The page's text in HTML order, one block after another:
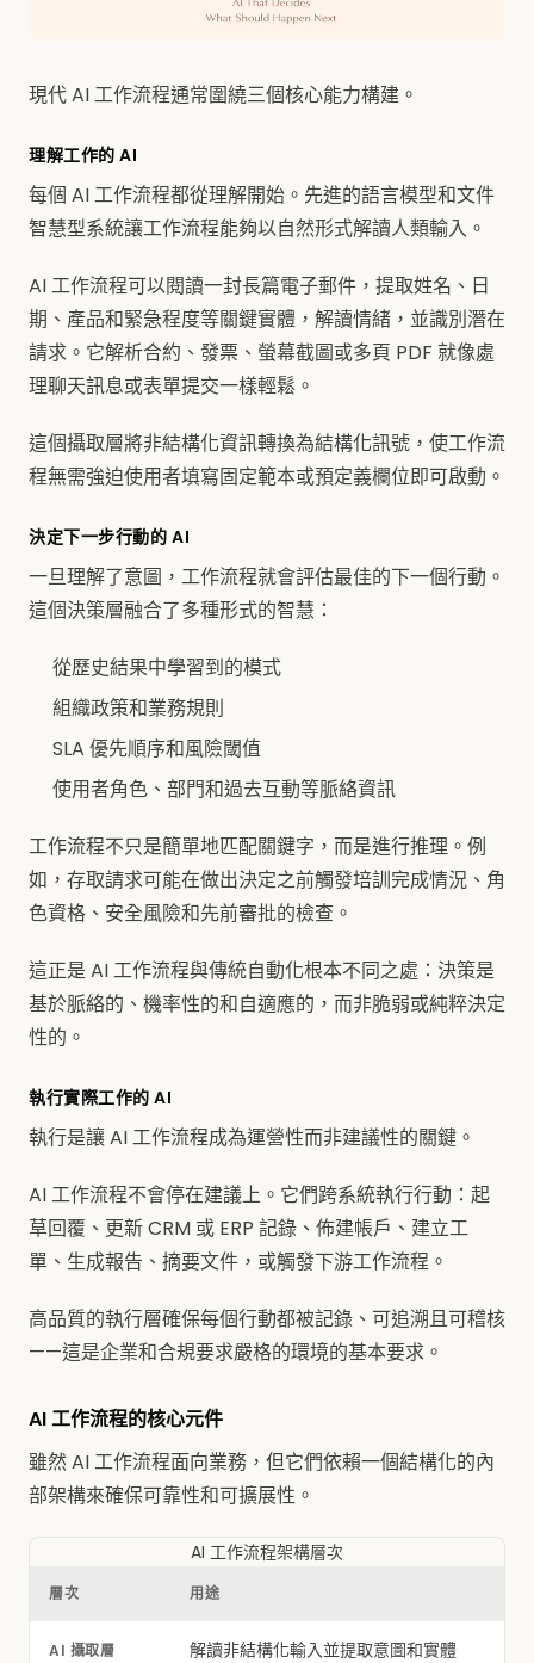
現代 AI 工作流程通常圍繞三個核心能力構建。
理解工作的 AI
每個 AI 工作流程都從理解開始。先進的語言模型和文件
智慧型系統讓工作流程能夠以自然形式解讀人類輸入。
AI 工作流程可以閱讀一封長篇電子郵件，提取姓名、日
期、產品和緊急程度等關鍵實體，解讀情緒，並識別潛在
請求。它解析合約、發票、螢幕截圖或多頁 PDF 就像處
理聊天訊息或表單提交一樣輕鬆。
這個攝取層將非結構化資訊轉換為結構化訊號，使工作流
程無需強迫使用者填寫固定範本或預定義欄位即可啟動。
決定下一步行動的 AI
一旦理解了意圖，工作流程就會評估最佳的下一個行動。
這個決策層融合了多種形式的智慧：
從歷史結果中學習到的模式
組織政策和業務規則
SLA 優先順序和風險閾值
使用者角色、部門和過去互動等脈絡資訊
工作流程不只是簡單地匹配關鍵字，而是進行推理。例
如，存取請求可能在做出決定之前觸發培訓完成情況、角
色資格、安全風險和先前審批的檢查。
這正是 AI 工作流程與傳統自動化根本不同之處：決策是
基於脈絡的、機率性的和自適應的，而非脆弱或純粹決定
性的。
執行實際工作的 AI
執行是讓 AI 工作流程成為運營性而非建議性的關鍵。
AI 工作流程不會停在建議上。它們跨系統執行行動：起
草回覆、更新 CRM 或 ERP 記錄、佈建帳戶、建立工
單、生成報告、摘要文件，或觸發下游工作流程。
高品質的執行層確保每個行動都被記錄、可追溯且可稽核
——這是企業和合規要求嚴格的環境的基本要求。
AI 工作流程的核心元件
雖然 AI 工作流程面向業務，但它們依賴一個結構化的內
部架構來確保可靠性和可擴展性。
AI 工作流程架構層次
層次 用途
AI 攝取層 解讀非結構化輸入並提取意圖和實體